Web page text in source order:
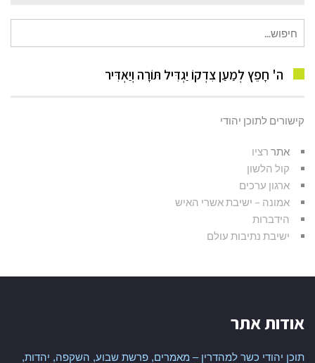
עבור:
ה' חָפֵץ לְמַעַן צִדְקוֹ יַגְדִּיל תּוֹרָה וְיַאְדִּיר
קישורים לתוכן יהודי
אתר רציו
קול הלשון
ארגון ערכים
אמונה – ישיבת אשרי האיש
הידברות
ישיבת נתיבות עולם
אודות אתר
תוכן יהודי כשר למהדרין – מאמרים, פרשת שבוע, השקפה, יהדות,